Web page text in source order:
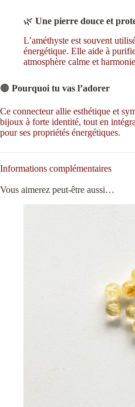
🌿 Une pierre douce et
L’améthyste est souvent
énergétique. Elle aide à
atmosphère calme et
🟤 Pourquoi tu vas l’adorer
Ce connecteur allie esthétique et
bijoux à forte identité, tout en
pour ses propriétés énergétiques.
Informations complémentaires
Vous aimerez peut-être aussi…